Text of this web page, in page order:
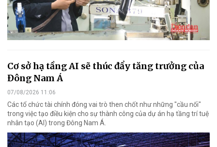
Cơ sở hạ tầng AI sẽ thúc đẩy tăng trưởng của
Đông Nam Á
07/08/2026 11:06
Các tổ chức tài chính đóng vai trò then chốt như những "cầu nối"
trong việc tạo điều kiện cho sự thành công của dự án hạ tầng trí tuệ
nhân tạo (AI) trong Đông Nam Á.